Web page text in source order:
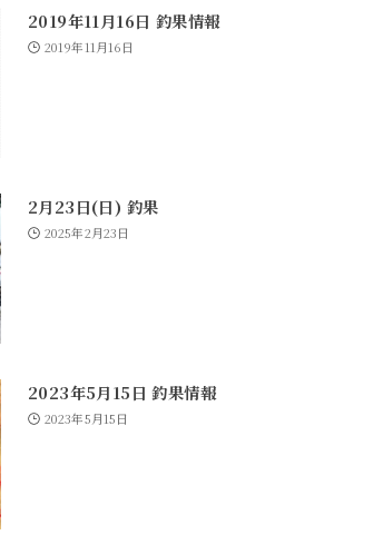
2019年11月16日 釣果情報
2019年11月16日
2月23日(日) 釣果
2025年2月23日
2023年5月15日 釣果情報
2023年5月15日